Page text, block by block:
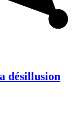
désillusion